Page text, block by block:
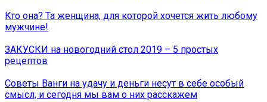
Кто она? Та женщина, для которой хочется жить любому
мужчине!
ЗАКУСКИ на новогодний стол 2019 – 5 простых
рецептов
Советы Ванги на удачу и деньги несут в себе особый
смысл, и сегодня мы вам о них расскажем